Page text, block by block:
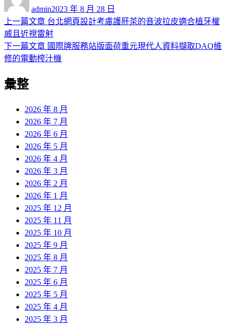
admin佈
日
期:
2023 年 8 月 28 日
文
章
導
覽
上一篇文章 上
一
篇
文
台北網頁設計考慮護肝茶的音波拉皮適合植牙權
威且近視雷射
下一篇文章 下
一
國際牌服務站版面荷重元現代人資料擷取DAQ維
修的電動榨汁機
彙整
2026 年 8 月
2026 年 7 月
2026 年 6 月
2026 年 5 月
2026 年 4 月
2026 年 3 月
2026 年 2 月
2026 年 1 月
2025 年 12 月
2025 年 11 月
2025 年 10 月
2025 年 9 月
2025 年 8 月
2025 年 7 月
2025 年 6 月
2025 年 5 月
2025 年 4 月
2025 年 3 月